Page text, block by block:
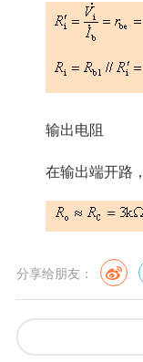
输出电阻
在输出端开路
分享给朋友：